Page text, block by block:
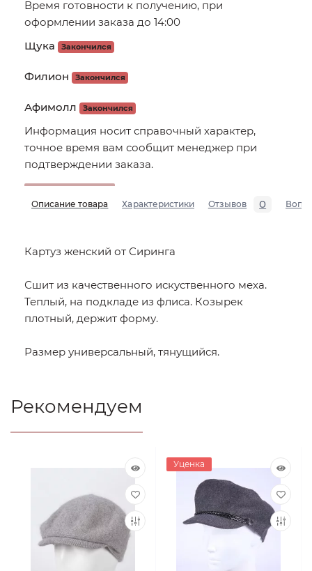
Время готовности к получению, при
оформлении заказа до 14:00
Щука
Закончился
Филион Закончился
Афимолл Закончился
Информация носит справочный характер,
точное время вам сообщит менеджер при
подтверждении заказа.
Описание товара Характеристики Отзывов 0
Картуз женский от Сиринга
Сшит из качественного искуственного меха.
Теплый, на подкладе из флиса. Козырек
плотный, держит форму.
Размер универсальный, тянущийся.
Рекомендуем
Уценка